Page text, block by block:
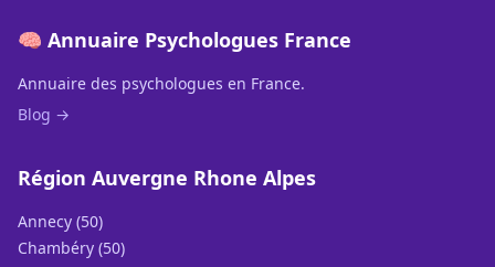
🧠 Annuaire Psychologues France
Annuaire des psychologues en France.
Blog →
Région Auvergne Rhone Alpes
Annecy (50)
Chambéry (50)